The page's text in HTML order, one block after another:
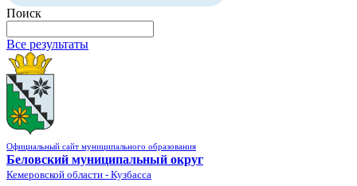
Поиск
Все результаты
Официальный сайт муниципального образования
Беловский муниципальный округ
Кемеровской области - Кузбасса